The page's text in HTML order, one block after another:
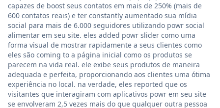
capazes de boost seus contatos em mais de 250% (mais de
600 contatos reais) e ter constantly aumentado sua mídia
social para mais de 6.000 seguidores utilizando powr social
alimentar em seu site. eles added powr slider como uma
forma visual de mostrar rapidamente a seus clientes como
eles são coming to a página inicial como os produtos se
parecem na vida real. ele exibe seus produtos de maneira
adequada e perfeita, proporcionando aos clientes uma ótima
experiência no local. na verdade, eles reported que os
visitantes que interagiram com aplicativos powr em seu site
se envolveram 2,5 vezes mais do que qualquer outra pessoa